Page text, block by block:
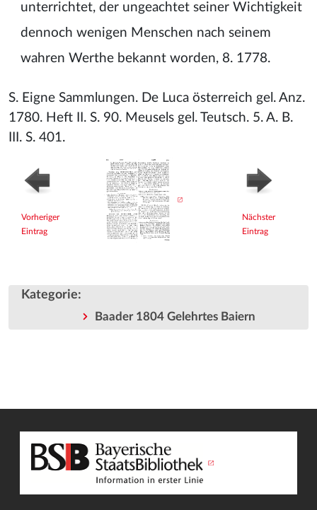
unterrichtet, der ungeachtet seiner Wichtigkeit
dennoch wenigen Menschen nach seinem
wahren Werthe bekannt worden, 8. 1778.
S. Eigne Sammlungen. De Luca österreich gel. Anz.
1780. Heft II. S. 90. Meusels gel. Teutsch. 5. A. B.
III. S. 401.
Vorheriger
Eintrag
Nächster
Eintrag
Kategorie:
Baader 1804 Gelehrtes Baiern